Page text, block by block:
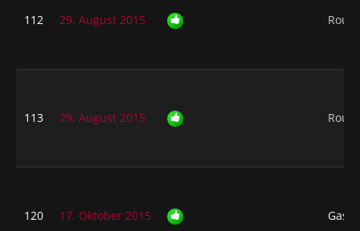
112 29. August 2015
113 29. August 2015
120 17. Oktober 2015 Gast